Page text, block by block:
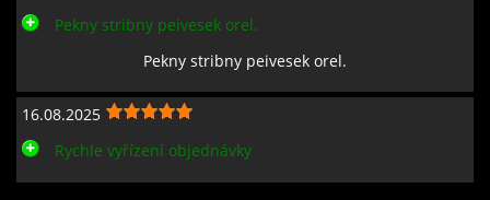
Pekny stribny peivesek orel.
Pekny stribny peivesek orel.
16.08.2025
Rychle vyřízení objednávky